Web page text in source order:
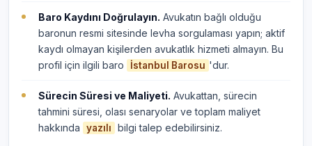
Baro Kaydını Doğrulayın. Avukatın bağlı olduğu
baronun resmi sitesinde levha sorgulaması yapın; aktif
kaydı olmayan kişilerden avukatlık hizmeti almayın. Bu
profil için ilgili baro
İstanbul Barosu 'dur.
Sürecin Süresi ve Maliyeti. Avukattan, sürecin
tahmini süresi, olası senaryolar ve toplam maliyet
hakkında
yazılı bilgi talep edebilirsiniz.